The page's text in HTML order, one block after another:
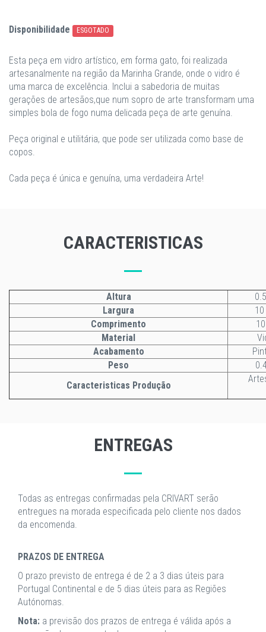
Disponibilidade ESGOTADO
Esta peça em vidro artístico, em forma gato, foi realizada
artesanalmente na região da Marinha Grande, onde o vidro é
uma marca de excelência. Inclui a sabedoria de muitas
gerações de artesãos,que num sopro de arte transformam uma
simples bola de fogo numa delicada peça de arte genuína.
Peça original e utilitária, que pode ser utilizada como base de
copos.
Cada peça é única e genuína, uma verdadeira Arte!
CARACTERISTICAS
Altura
Largura
Comprimento
Material
Acabamento
Peso
Caracteristicas Produção
ENTREGAS
Todas as entregas confirmadas pela CRIVART serão
entregues na morada especificada pelo cliente nos dados
da encomenda.
PRAZOS DE ENTREGA
O prazo previsto de entrega é de 2 a 3 dias úteis para
Portugal Continental e de 5 dias úteis para as Regiões
Autónomas.
Nota: a previsão dos prazos de entrega é válida após a